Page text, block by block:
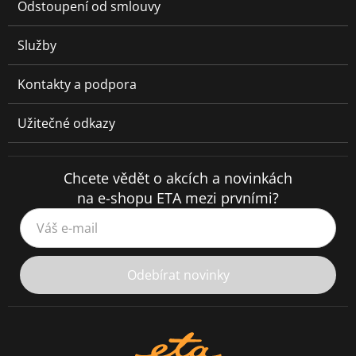
Odstoupení od smlouvy
Služby
Kontakty a podpora
Užitečné odkazy
Chcete vědět o akcích a novinkách
na e-shopu ETA mezi prvními?
Váš e-mail
Odebírat novinky